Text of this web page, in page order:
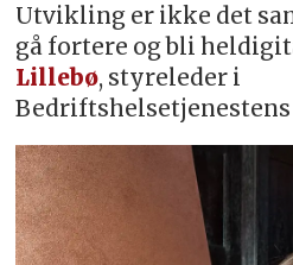
Utvikling er ikke det
gå fortere og bli
Lillebø, styreleder i